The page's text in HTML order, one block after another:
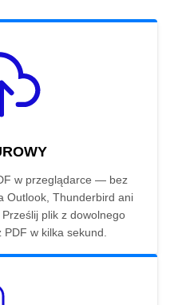
w przeglądarce — bez
Outlook, Thunderbird ani
plik z dowolnego
w kilka sekund.